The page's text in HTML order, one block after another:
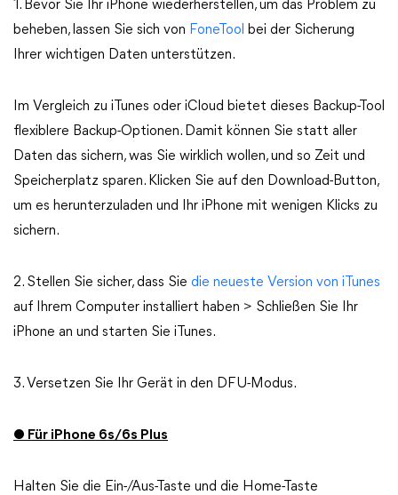
1. Bevor Sie Ihr iPhone wiederherstellen, um das Problem zu
beheben, lassen Sie sich von FoneTool bei der Sicherung
Ihrer wichtigen Daten unterstützen.
Im Vergleich zu iTunes oder iCloud bietet dieses Backup-Tool
flexiblere Backup-Optionen. Damit können Sie statt aller
Daten das sichern, was Sie wirklich wollen, und so Zeit und
Speicherplatz sparen. Klicken Sie auf den Download-Button,
um es herunterzuladen und Ihr iPhone mit wenigen Klicks zu
sichern.
2. Stellen Sie sicher, dass Sie die neueste Version von iTunes
auf Ihrem Computer installiert haben > Schließen Sie Ihr
iPhone an und starten Sie iTunes.
3. Versetzen Sie Ihr Gerät in den DFU-Modus.
● Für iPhone 6s/6s Plus
Halten Sie die Ein-/Aus-Taste und die Home-Taste